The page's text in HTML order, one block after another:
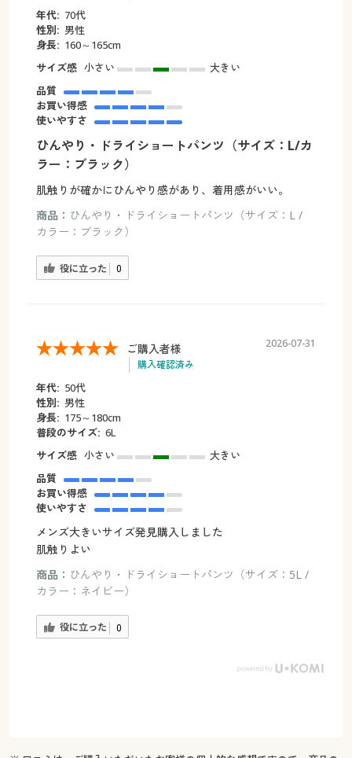
年代: 70代
性別: 男性
身長: 160～165cm
サイズ感 小さい
大きい
品質
お買い得感
使いやすさ
ひんやり・ドライショートパンツ（サイズ：L/カ
ラー：ブラック）
肌触りが確かにひんやり感があり、着用感がいい。
商品： ひんやり・ドライショートパンツ（サイズ：L /
カラー：ブラック）
役に立った 0
ご購入者様
購入確認済み
2026-07-31
年代: 50代
性別: 男性
身長: 175～180cm
普段のサイズ: 6L
サイズ感 小さい
大きい
品質
お買い得感
使いやすさ
メンズ大きいサイズ発見購入しました
肌触りよい
商品： ひんやり・ドライショートパンツ（サイズ：5L /
カラー：ネイビー）
役に立った 0